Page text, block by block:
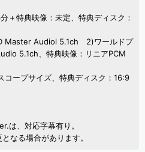
＋特典映像：未定、特典ディスク：
Master Audiol 5.1ch 2)ワールドプ
5.1ch、特典映像：リニアPCM
ープサイズ、特典ディスク：16:9
は、対応字幕有り。
なる場合があります。